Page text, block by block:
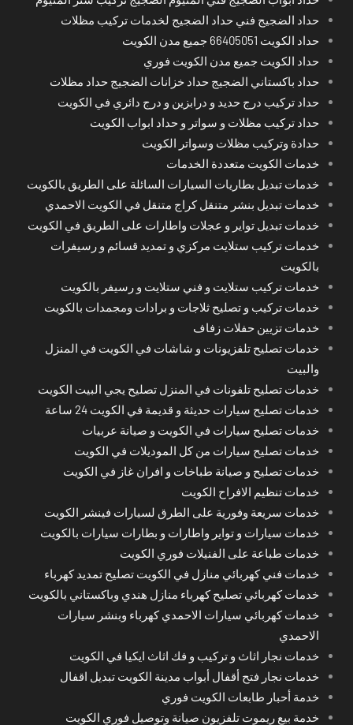
حداد الضجيج فني حداد الضجيج لخدمات تركيب مظلات
حداد الكويت 66405051 جميع مدن الكويت
حداد الكويت جميع مدن الكويت فوري
حداد باكستاني الضجيج حداد خزانات الضجيج حداد مظلات
حداد تركيب درج حديد و درابزين و درج دائري في الكويت
حداد تركيب مظلات و سواتر و حداد ابواب الكويت
حدادة وتركيب مظلات وسواتر الكويت
خدمات الكويت متعددة الخدمات
خدمات تبديل بطاريات السيارات السائلة على الطريق بالكويت
خدمات تبديل بنشر متنقل كراج متنقل في الكويت الاحمدي
خدمات تبديل تواير و عجلات واطارات على الطريق في الكويت
خدمات تركيب ستلايت مركزي و تمديد قسائم و رسيفرات
بالكويت
خدمات تركيب ستلايت و فني ستلايت و رسيفر بالكويت
خدمات تركيب و تصليح ثلاجات و برادات ومجمدات بالكويت
خدمات تزيين حفلات زفاف
خدمات تصليح تلفزيونات و شاشات في الكويت في المنزل
والبيت
خدمات تصليح تلفونات في المنزل تصليح يجي البيت الكويت
خدمات تصليح سيارات حديثة و قديمة في الكويت 24 ساعة
خدمات تصليح سيارات في الكويت و صيانة عربيات
خدمات تصليح سيارات من كل الموديلات في الكويت
خدمات تصليح و صيانة طباخات و افران غاز في الكويت
خدمات تنظيم الافراح الكويت
خدمات سريعة وفورية على الطرق لسيارات فينشر الكويت
خدمات سيارات و تواير واطارات و بطارات سيارات بالكويت
خدمات طباعة على الفنيلات فوري الكويت
خدمات فني كهربائي منازل في الكويت تصليح تمديد كهرباء
خدمات كهربائي تصليح كهرباء منازل هندي وباكستاني بالكويت
خدمات كهربائي سيارات الاحمدي كهرباء وبنشر سيارات
الاحمدي
خدمات نجار اثاث و تركيب و فك اثاث ايكيا في الكويت
خدمات نجار فتح أقفال أبواب مدينة الكويت تبديل اقفال
خدمة أحبار طابعات الكويت فوري
خدمة بيع ريموت تلفزيون صيانة وتوصيل فوري الكويت